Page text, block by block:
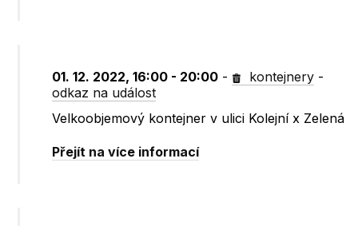
01. 12. 2022, 16:00 - 20:00 - kontejnery -
odkaz na událost
Velkoobjemový kontejner v ulici Kolejní x Zelená
Přejít na více informací